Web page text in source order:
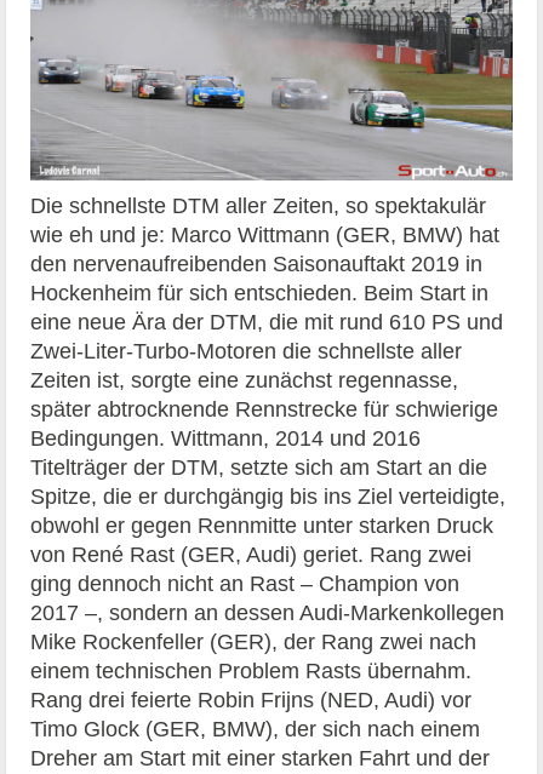
Die schnellste DTM aller Zeiten, so spektakulär
wie eh und je: Marco Wittmann (GER, BMW) hat
den nervenaufreibenden Saisonauftakt 2019 in
Hockenheim für sich entschieden. Beim Start in
eine neue Ära der DTM, die mit rund 610 PS und
Zwei-Liter-Turbo-Motoren die schnellste aller
Zeiten ist, sorgte eine zunächst regennasse,
später abtrocknende Rennstrecke für schwierige
Bedingungen. Wittmann, 2014 und 2016
Titelträger der DTM, setzte sich am Start an die
Spitze, die er durchgängig bis ins Ziel verteidigte,
obwohl er gegen Rennmitte unter starken Druck
von René Rast (GER, Audi) geriet. Rang zwei
ging dennoch nicht an Rast – Champion von
2017 –, sondern an dessen Audi-Markenkollegen
Mike Rockenfeller (GER), der Rang zwei nach
einem technischen Problem Rasts übernahm.
Rang drei feierte Robin Frijns (NED, Audi) vor
Timo Glock (GER, BMW), der sich nach einem
Dreher am Start mit einer starken Fahrt und der